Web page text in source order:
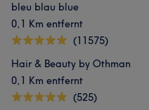
bleu blau blue
0,1 Km entfernt
(11575)
Hair & Beauty by Othman
0,1 Km entfernt
(525)